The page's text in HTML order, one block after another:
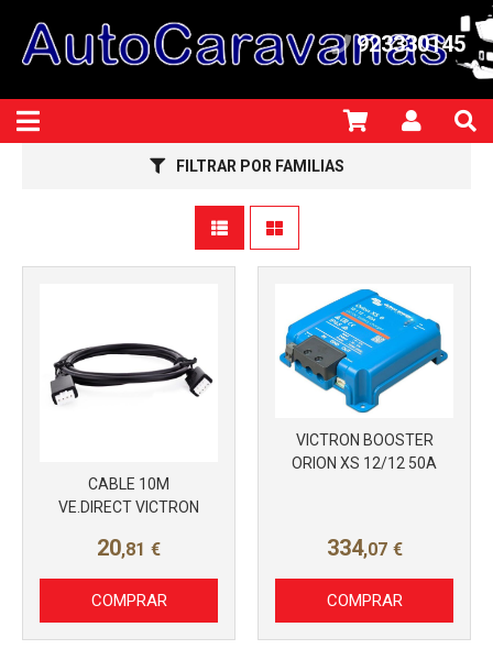
923330145
FILTRAR POR FAMILIAS
CABLE 10M
VE.DIRECT VICTRON
20,81 €
COMPRAR
VICTRON BOOSTER
ORION XS 12/12 50A
334,07 €
COMPRAR
Más info Más info